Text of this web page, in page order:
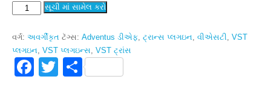
Adventus
ડીએફ
quantity
સૂચી માં સામેલ કરો
વર્ગ: અવર્ગીકૃત ટૅગ્સ: Adventus ડીએફ, ટ્રાન્સ પ્લગઇન, વીએસટી, VST
પ્લગઇન, VST પ્લગઇન્સ, VST ટ્રાંસ
F
T
S